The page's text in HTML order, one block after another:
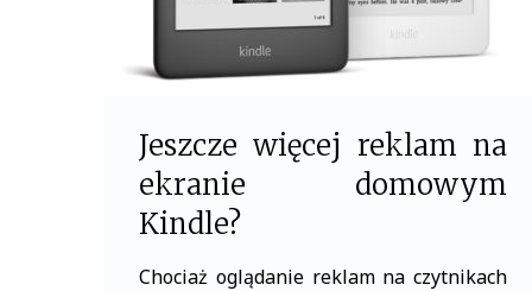
Jeszcze więcej reklam na
ekranie domowym
Kindle?
Chociaż oglądanie reklam na czytnikach